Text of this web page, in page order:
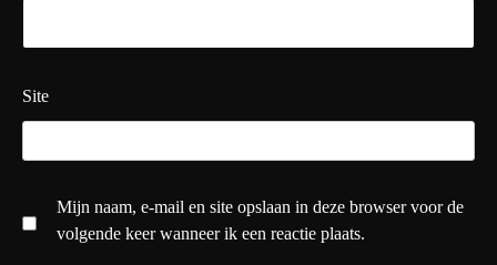
Site
Mijn naam, e-mail en site opslaan in deze browser voor de
volgende keer wanneer ik een reactie plaats.